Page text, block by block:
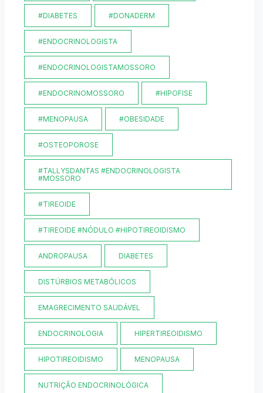
#DIABETES #DONADERM
#ENDOCRINOLOGISTA
#ENDOCRINOLOGISTAMOSSORO
#ENDOCRINOMOSSORO #HIPOFISE
#MENOPAUSA #OBESIDADE
#OSTEOPOROSE
#TALLYSDANTAS #ENDOCRINOLOGISTA
#MOSSORO
#TIREOIDE
#TIREOIDE #NÓDULO #HIPOTIREOIDISMO
ANDROPAUSA DIABETES
DISTÚRBIOS METABÓLICOS
EMAGRECIMENTO SAUDÁVEL
ENDOCRINOLOGIA HIPERTIREOIDISMO
HIPOTIREOIDISMO MENOPAUSA
NUTRIÇÃO ENDOCRINOLÓGICA